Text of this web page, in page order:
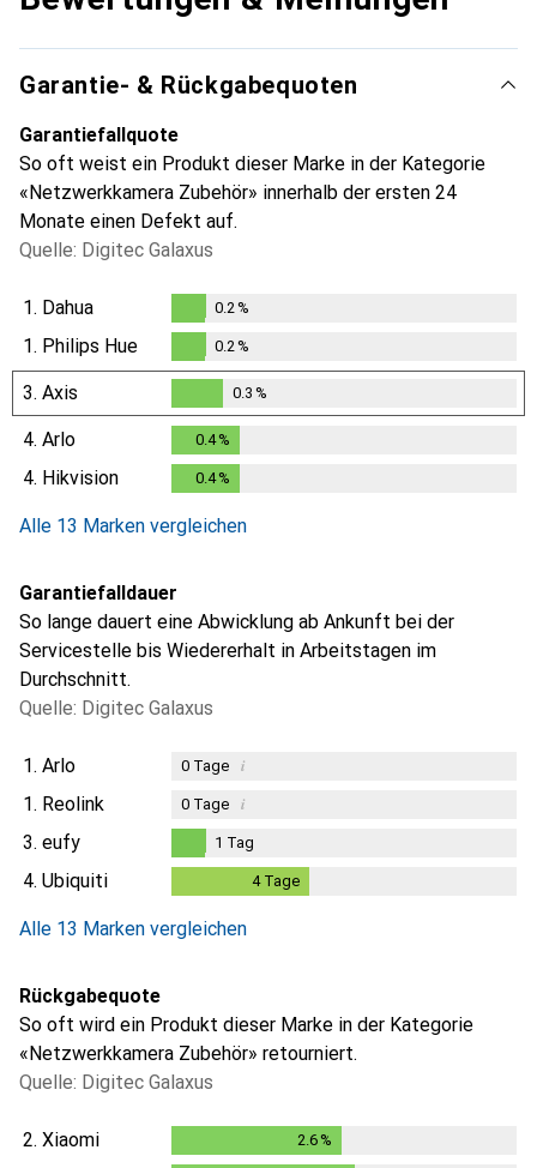
Garantie- & Rückgabequoten
Garantiefallquote
So oft weist ein Produkt dieser Marke in der Kategorie
«Netzwerkkamera Zubehör» innerhalb der ersten 24
Monate einen Defekt auf.
Quelle: Digitec Galaxus
1. Dahua
0.2%
0.2 %
1. Philips Hue
0.2%
0.2 %
3. Axis
0.3%
0.3 %
4. Arlo 0.4%
4. Hikvision 0.4%
Alle 13 Marken vergleichen
Garantiefalldauer
So lange dauert eine Abwicklung ab Ankunft bei der
Servicestelle bis Wiedererhalt in Arbeitstagen im
Durchschnitt.
Quelle: Digitec Galaxus
1. Arlo 0Tage i
1. Reolink 0Tage i
3. eufy
Tag
1 Tag
4. Ubiquiti 4Tage
Alle 13 Marken vergleichen
Rückgabequote
So oft wird ein Produkt dieser Marke in der Kategorie
«Netzwerkkamera Zubehör» retourniert.
Quelle: Digitec Galaxus
2. Xiaomi 2.6%